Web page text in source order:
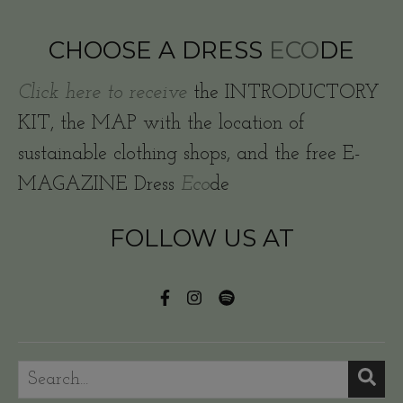
CHOOSE A DRESS ECODE
Click here to receive the INTRODUCTORY
KIT, the MAP with the location of
sustainable clothing shops, and the free E-
MAGAZINE Dress Ecode
FOLLOW US AT